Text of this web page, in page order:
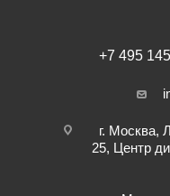
+7 495
г. Москва,
25, Центр